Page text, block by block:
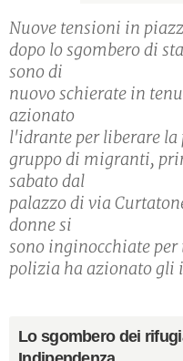
Nuove tensioni in
dopo lo sgombero di
sono di
nuovo schierate in
azionato
l'idrante per liberare la
gruppo di migranti,
sabato dal
palazzo di via
donne si
sono inginocchiate per
polizia ha azionato gli
Lo sgombero dei